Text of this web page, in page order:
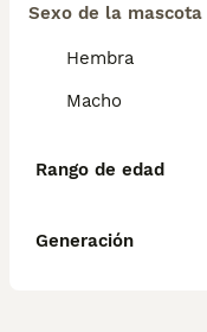
Sexo de la mascota
Hembra
Macho
Rango de edad
Generación